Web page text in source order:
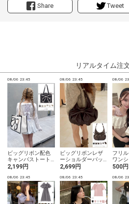
Share Tweet
リアルタイム注
08/06 23:45
ビッグリボン配色
キャンバストート
バッグ
2,199円
08/06 23:45
ビッグリボンレザ
ーショルダーバッ
グ
2,699円
08/06
フリ
ワン
ボンノ
500円
08/06 23:45 08/06 23:45 08/06